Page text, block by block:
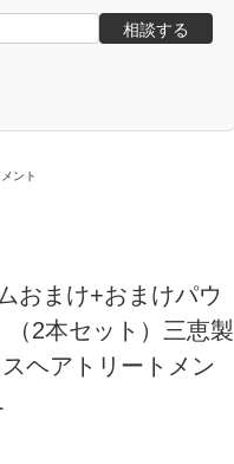
相談する
ント
おまけ+おまけパウ
（2本セット）三恵製
ヘアトリートメン